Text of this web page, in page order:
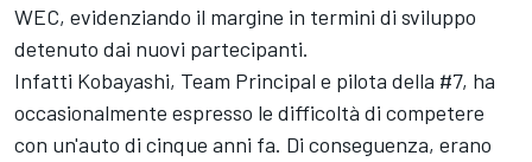
WEC, evidenziando il margine in termini di sviluppo
detenuto dai nuovi partecipanti.
Infatti Kobayashi, Team Principal e pilota della #7, ha
occasionalmente espresso le difficoltà di competere
con un'auto di cinque anni fa. Di conseguenza, erano